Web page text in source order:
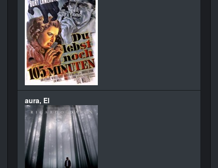
aura, El